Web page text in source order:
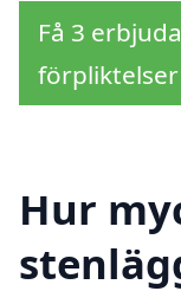
Få 3
förpliktelser
Hur